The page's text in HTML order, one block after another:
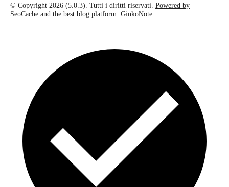
© Copyright 2026 (5.0.3). Tutti i diritti riservati. Powered by
SeoCache and the best blog platform: GinkoNote.